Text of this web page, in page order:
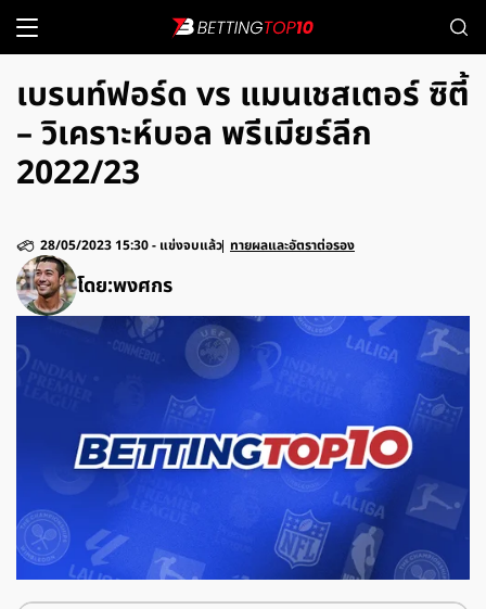
เบรนท์ฟอร์ด vs แมนเชสเตอร์ ซิตี้
– วิเคราะห์บอล พรีเมียร์ลีก
2022/23
โดย:พงศกร
28/05/2023 15:30- แข่งจบแล้ว ทายผลและอัตราต่อรอง